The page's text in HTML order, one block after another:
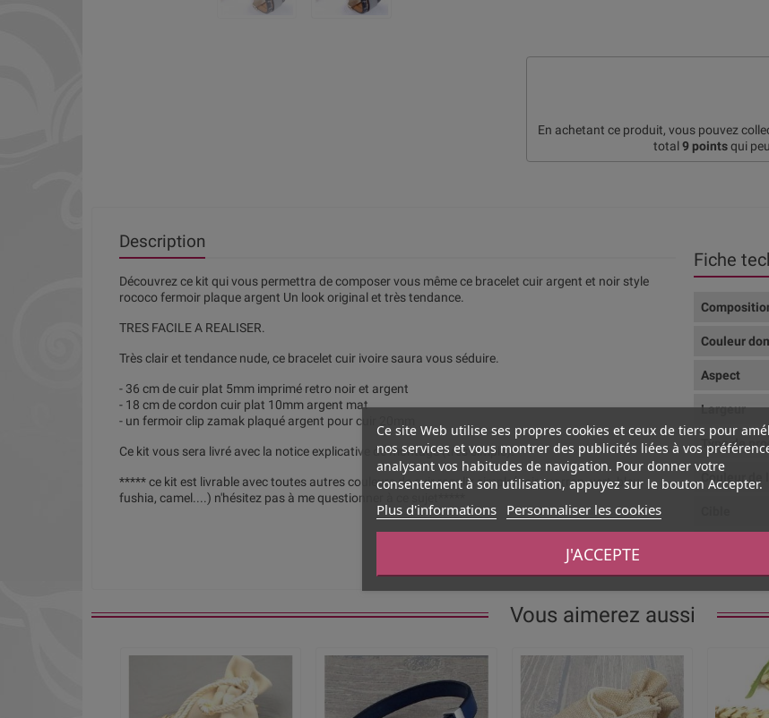
En achetant ce produit, vous pouvez
total 9 pointsqui
Description
Découvrez ce kit qui vous permettra de composer vous même ce bracelet cuir argent et noir style
rococo fermoir plaque argent Un look original et très tendance.
TRES FACILE A REALISER.
Très clair et tendance nude, ce bracelet cuir ivoire saura vous séduire.
- 36 cm de cuir plat 5mm imprimé retro noir et argent
- 18 cm de cordon cuir plat 10mm argent mat
- un fermoir clip zamak plaqué argent pour cuir 20mm
Ce kit vous sera livré avec la notice explicative de montage (très simple).
***** ce kit est livrable avec toutes autres couleurs de cuir regaliz simple(noir, marron, vert, bleu,
fushia, camel....) n'hésitez pas à me questionner à ce sujet*****
Fiche
Couleur
Aspect
Largeur
Type de
Couleur de
Vous aimerez aussi
Ce site Web utilise ses propres cookies et ceux de tiers pour
nos services et vous montrer des publicités liées à vos
analysant vos habitudes de navigation. Pour donner votre
consentement à son utilisation, appuyez sur le bouton Accepter.
Plus d'informations Personnaliser les cookies
J'ACCEPTE